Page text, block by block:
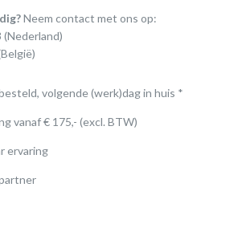
Neem contact met ons op:
(Nederland)
volgende (werk)dag in huis *
vanaf € 175,- (excl. BTW)
ervaring